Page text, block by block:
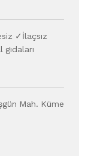
✓İlaçsız
Mah. Küme